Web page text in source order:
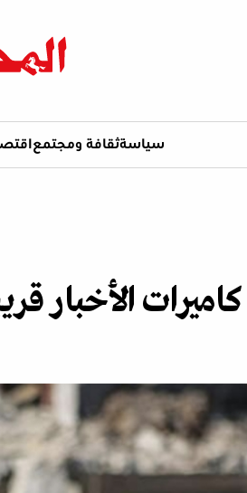
سياسةثقافة ومجتمع
الأخبار